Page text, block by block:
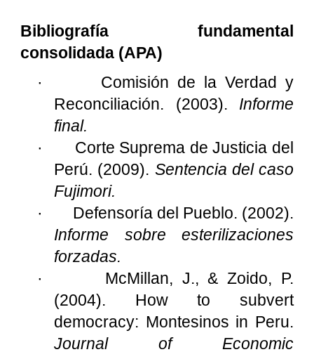
Bibliografía fundamental
consolidada (APA)
·
Comisión de la Verdad y
Reconciliación. (2003). Informe
final.
·
Corte Suprema de Justicia del
Perú. (2009). Sentencia del caso
Fujimori.
·
Defensoría del Pueblo. (2002).
Informe sobre esterilizaciones
forzadas.
·
McMillan, J., & Zoido, P.
(2004). How to subvert
democracy: Montesinos in Peru.
Journal of Economic